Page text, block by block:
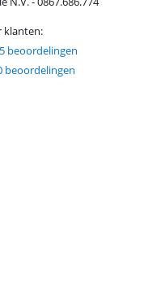
klanten:
beoordelingen
beoordelingen